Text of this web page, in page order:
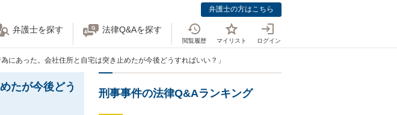
弁護士の方はこちら
弁護士を探す 法律Q&Aを探す
閲覧履歴 マイリスト ログイン
にあった。会社住所と自宅は突き止めたが今後どうすればいい？」
たが今後どう
刑事事件の法律Q&Aランキング